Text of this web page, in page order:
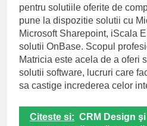
pentru solutiile oferite de
pune la dispozitie solutii cu
Microsoft Sharepoint, iScala
solutii OnBase. Scopul
Matricia este acela de a oferi
solutii software, lucruri care
sa castige increderea celor
Citeste si: CRM Design şi